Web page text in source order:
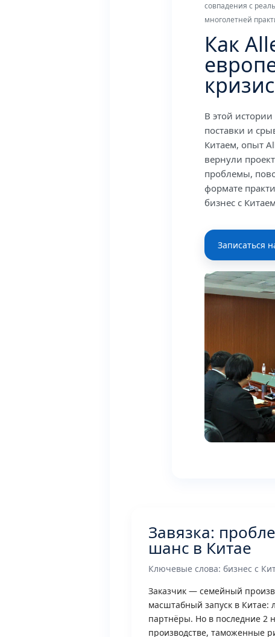
совпадения с
многолетней
Как
В этой
поставки и
Китаем, опыт
вернули
проблемы,
формате
бизнес с
Записаться
Завязка:
шанс в Китае
Ключевые слова: бизнес с
Заказчик — семейный
масштабный запуск в Китае:
партнёры. Но в последние 2
производстве, таможенные